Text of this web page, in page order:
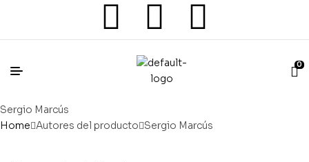
0
Sergio Marcús
Home Autores del producto Sergio Marcús